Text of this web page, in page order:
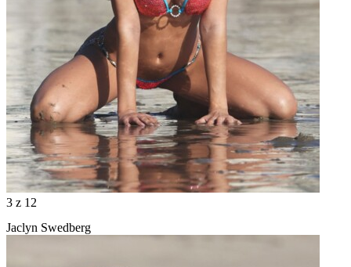
3 z 12
Jaclyn Swedberg